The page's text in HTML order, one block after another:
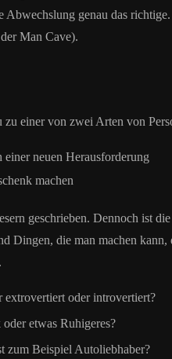
Abwechslung genau das
Man Cave).
einer von zwei Arten von
neuen Herausforderung
machen
geschrieben. Dennoch ist
Dingen, die man machen
extrovertiert oder introvertiert?
etwas Ruhigeres?
zum Beispiel Autoliebhaber?